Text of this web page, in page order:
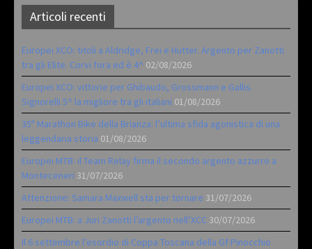
Articoli recenti
Europei XCO: titoli a Aldridge, Frei e Hutter. Argento per Zanotti
tra gli Elite. Corvi fora ed è 4^ 02/08/2026
Europei XCO: vittorie per Ghibaudo, Grossmann e Gallis.
Signorelli 5^ la migliore tra gli italiani 01/08/2026
35ª Marathon Bike della Brianza: l’ultima sfida agonistica di una
leggendaria storia 01/08/2026
Europei MTB: il Team Relay firma il secondo argento azzurro a
Monteceneri 31/07/2026
Attenzione: Samara Maxwell sta per tornare 31/07/2026
Europei MTB: a Juri Zanotti l’argento nell’XCC 30/07/2026
Il 6 settembre l’esordio di Coppa Toscana della Gf Pinocchio